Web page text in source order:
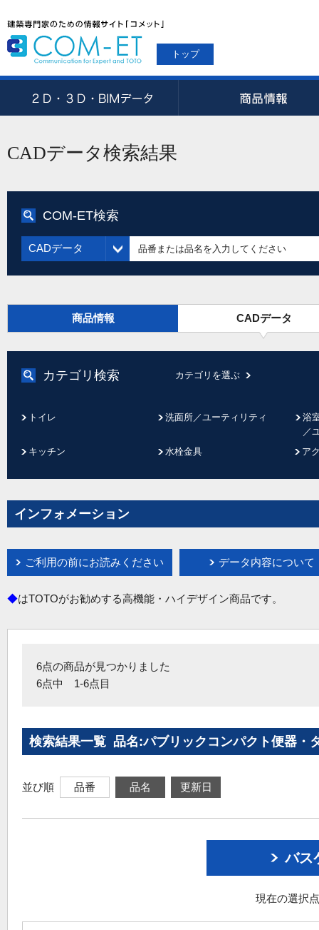
トップ
CADデータ検索結果
COM-ET検索
CADデータ
商品情報 CADデータ
カテゴリ検索 カテゴリを選ぶ
トイレ 洗面所／ユーティリティ
浴
／
キッチン
水栓金具 ア
インフォメーション
ご利用の前にお読みください データ内容について
◆はTOTOがお勧めする高機能・ハイデザイン商品です。
6点の商品が見つかりました
6点中 1-6点目
検索結果一覧 品名:パブリックコンパクト便器・
並び順 品番 品名 更新日
バス
現在の選択